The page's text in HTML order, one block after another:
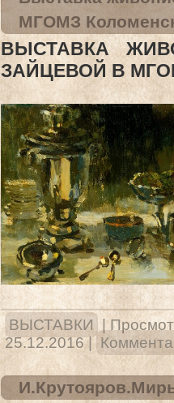
МГОМЗ
ВЫСТАВКА
ЗАЙЦЕВОЙ В
ВЫСТАВКИ |
25.12.2016 |